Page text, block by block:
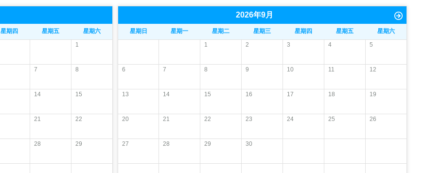
星期四 星期五
星期六
1
7 8
14 15
21 22
28 29
2026年9月
星期日 星期一 星期二 星期三 星期四 星期五
星期六
1
2 3 4 5
6 7 8 9 10 11 12
13 14 15 16 17 18 19
20 21 22 23 24 25 26
27 28 29 30